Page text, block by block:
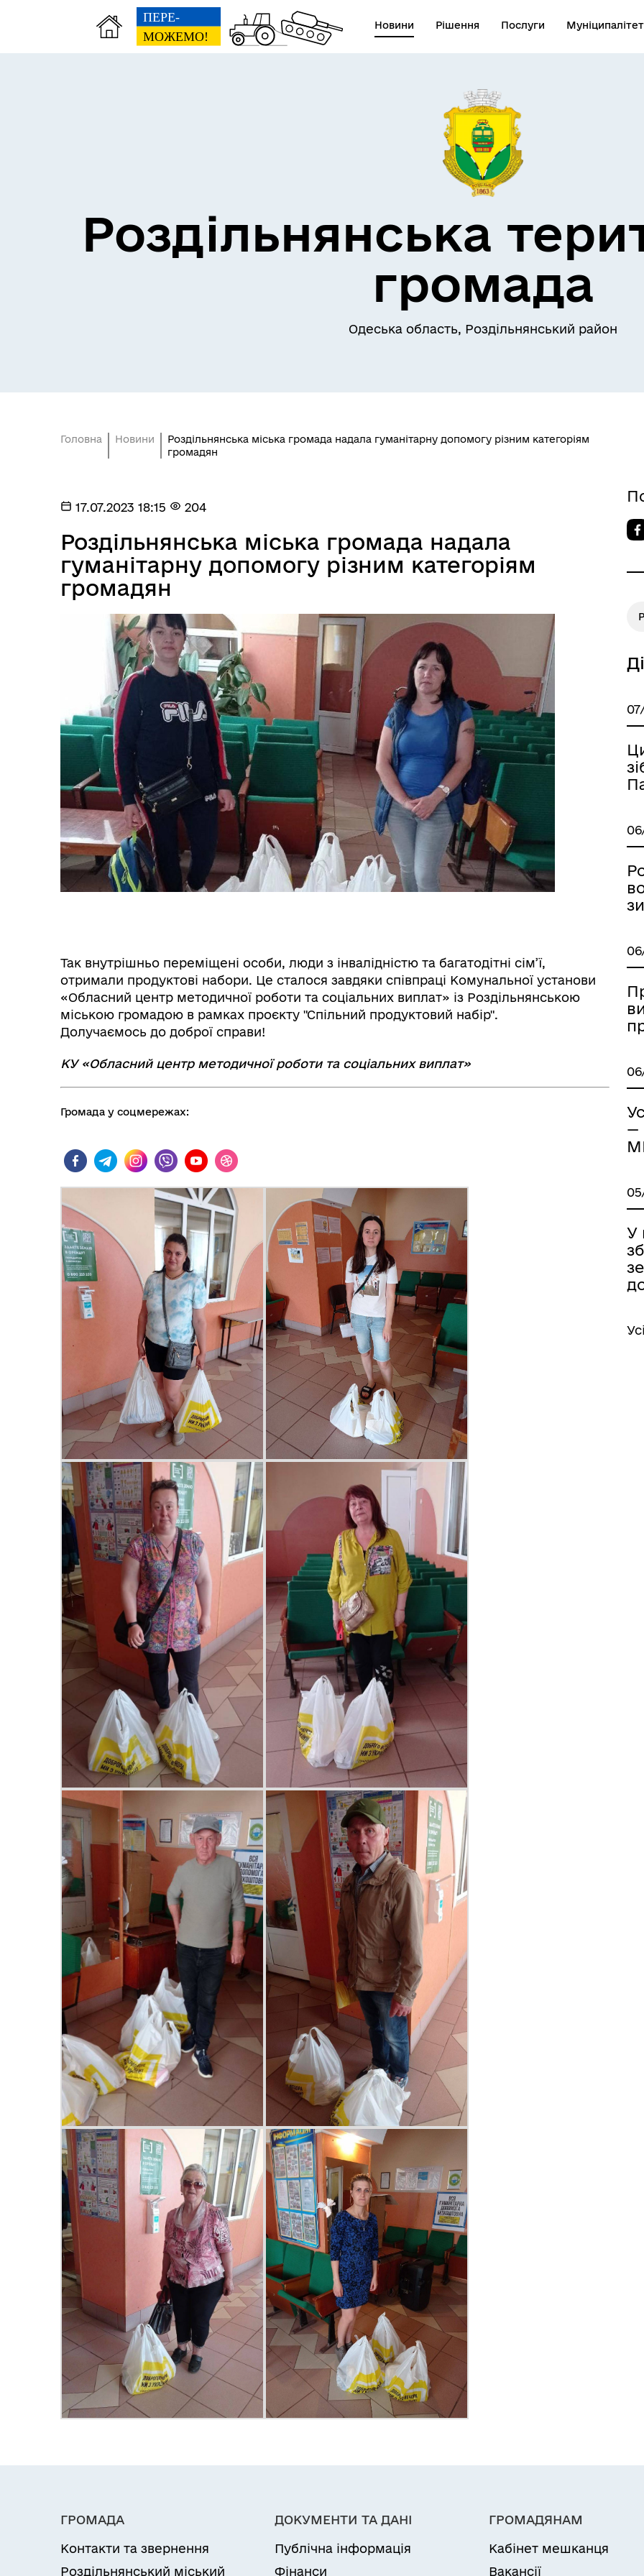
Новини Рішення Послуги Муніципалітет
Засідання постійних комісій
Засідання виконавчого
комітету
Трансляції
Графіки прийому громадян
Колегіальні органи (ради,
робочі групи, комісії)
Рада безбар’єрності
Гендерна рівність
Інформаційна безпека та
технічний захист інформації
Радіаційний фон
Квитки на потяг для
Учасникам бойових дій
Книга пам'яті полеглих за
Україну
ветеранам та їхнім
Роздільнянська
громада
Одеська область, Роздільнянський район
Головна Новини
Роздільнянська міська громада надала гуманітарну допомогу різним категоріям
громадян
17.07.2023 18:15 204
Роздільнянська міська громада надала
гуманітарну допомогу різним категоріям
громадян
Так внутрішньо переміщені особи, люди з інвалідністю та багатодітні сім’ї,
отримали продуктові набори. Це сталося завдяки співпраці Комунальної установи
«Обласний центр методичної роботи та соціальних виплат» із Роздільнянською
міською громадою в рамках проєкту "Спільний продуктовий набір".
Долучаємось до доброї справи!
КУ «Обласний центр методичної роботи та соціальних виплат»
Громада у соцмережах:
—
У
ГРОМАДА
Контакти та звернення
Роздільнянський міський
ДОКУМЕНТИ ТА ДАНІ
Публічна інформація
Фінанси
ГРОМАДЯНАМ
Кабінет мешканця
Вакансії